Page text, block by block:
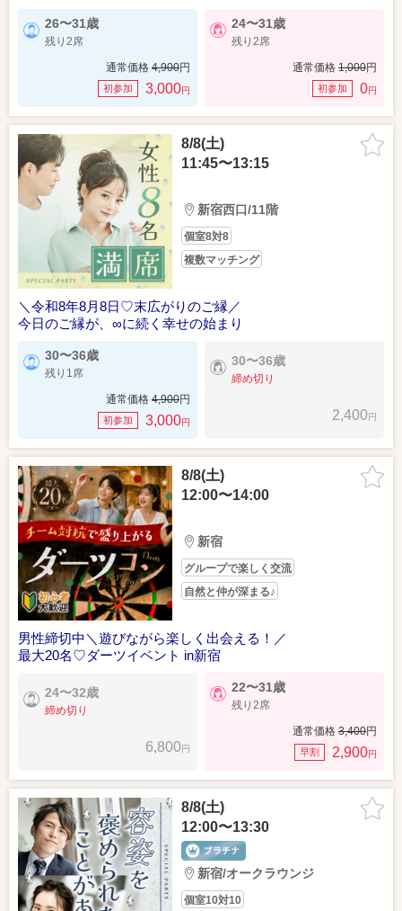
26〜31歳
残り2席
通常価格 4,900円
初参加 3,000円
24〜31歳
残り2席
通常価格 1,000円
初参加 0円
8/8(土)
11:45〜13:15
新宿西口/11階
個室8対8
複数マッチング
＼令和8年8月8日♡末広がりのご縁／
今日のご縁が、∞に続く幸せの始まり
30〜36歳
残り1席
通常価格 4,900円
初参加 3,000円
30〜36歳
締め切り
2,400円
8/8(土)
12:00〜14:00
新宿
グループで楽しく交流
自然と仲が深まる♪
男性締切中＼遊びながら楽しく出会える！／
最大20名♡ダーツイベント in新宿
24〜32歳
締め切り
6,800円
22〜31歳
残り2席
通常価格 3,400円
早割 2,900円
8/8(土)
12:00〜13:30
新宿/オークラウンジ
個室10対10